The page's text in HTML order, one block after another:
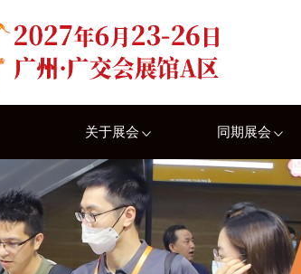
关于展会 同期展会